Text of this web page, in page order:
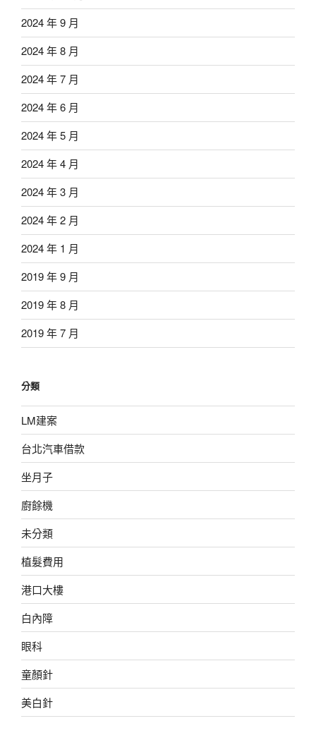
2024 年 9 月
2024 年 8 月
2024 年 7 月
2024 年 6 月
2024 年 5 月
2024 年 4 月
2024 年 3 月
2024 年 2 月
2024 年 1 月
2019 年 9 月
2019 年 8 月
2019 年 7 月
分類
LM建案
台北汽車借款
坐月子
廚餘機
未分類
植髮費用
港口大樓
白內障
眼科
童顏針
美白針